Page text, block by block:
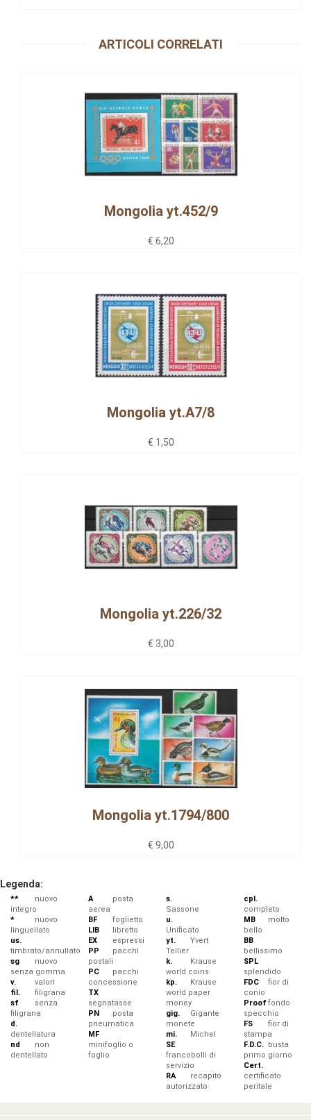
ARTICOLI CORRELATI
Mongolia yt.452/9
€ 6,20
Mongolia yt.A7/8
€ 1,50
Mongolia yt.226/32
€ 3,00
Mongolia yt.1794/800
€ 9,00
Legenda:
**
nuovo
integro
*
nuovo
linguellato
us.
timbrato/annullato
sg
nuovo
senza gomma
v.
valori
fil.
filigrana
sf
senza
filigrana
d.
dentellatura
nd
non
dentellato
A
posta
aerea
BF
foglietto
LIB
libretto
EX
espressi
PP
pacchi
postali
PC
pacchi
concessione
TX
segnatasse
PN
posta
pneumatica
MF
minifoglio o
foglio
s.
Sassone
u.
Unificato
yt.
Yvert
Tellier
k.
Krause
world coins
kp.
Krause
world paper
money
gig.
Gigante
monete
mi.
Michel
SE
francobolli di
servizio
RA
recapito
autorizzato
cpl.
completo
MB
molto
bello
BB
bellissimo
SPL
splendido
FDC
fior di
conio
Prooffondo
specchio
FS
fior di
stampa
F.D.C.
busta
primo giorno
Cert.
certificato
peritale